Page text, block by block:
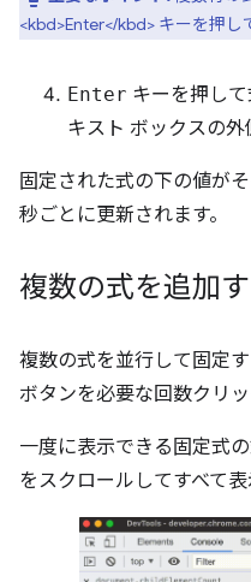
<kbd>Enter</kbd> キーを押し
Enter キーを押し
キスト ボックスの外
固定された式の下の値が
秒ごとに更新されます。
複数の式を追加
複数の式を並行して固定す
ボタンを必要な回数クリッ
一度に表示できる固定式
をスクロールしてすべて表